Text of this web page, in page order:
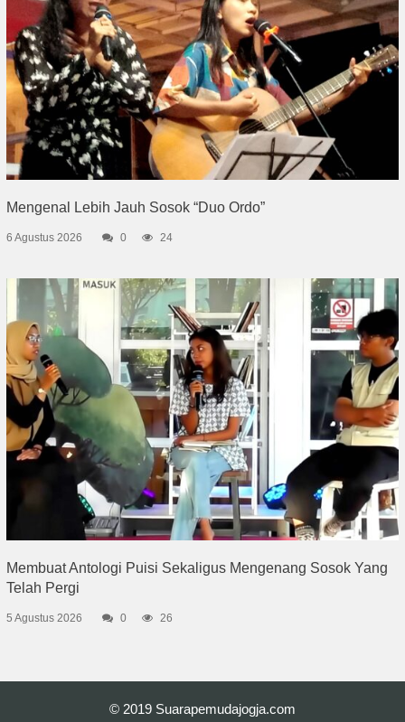
Mengenal Lebih Jauh Sosok “Duo Ordo”
6 Agustus 2026 0 24
Membuat Antologi Puisi Sekaligus Mengenang Sosok Yang
Telah Pergi
5 Agustus 2026 0 26
© 2019 Suarapemudajogja.com